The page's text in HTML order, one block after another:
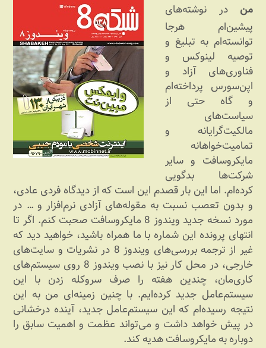
من در نوشته‌های
پیشین‌ام هرجا
توانسته‌ام به تبلیغ و
توصیه لینوکس و
فناوری‌های آزاد و
اپن‌سورس پرداخته‌ام
و گاه حتی از
سیاست‌های
مالکیت‌گرایانه و
تمامیت‌خواهانه
مایکروسافت و سایر
شرکت‌ها بدگویی
کرده‌ام. اما این بار قصدم این است که از دیدگاه فردی عادی،
و بدون تعصب نسبت به مقوله‌های آزادی نرم‌افزار و … در
مورد نسخه جدید ویندوز 8 مایکروسافت صحبت کنم. اگر تا
انتهای پرونده این شماره با ما همراه باشید، خواهید دید که
غیر از ترجمه بررسی‌های ویندوز 8 در نشریات و سایت‌های
خارجی، در محل کار نیز با نصب ویندوز 8 روی سیستم‌های
کاری‌مان، چندین هفته را صرف سروکله زدن با این
سیستم‌عامل جدید کرده‌ایم. با چنین زمینه‌ای من به این
نتیجه رسیده‌ام که این سیستم‌عامل جدید، آینده درخشانی
در پیش خواهد داشت و می‌تواند عظمت و اهمیت سابق را
دوباره به مایکروسافت هدیه کند.